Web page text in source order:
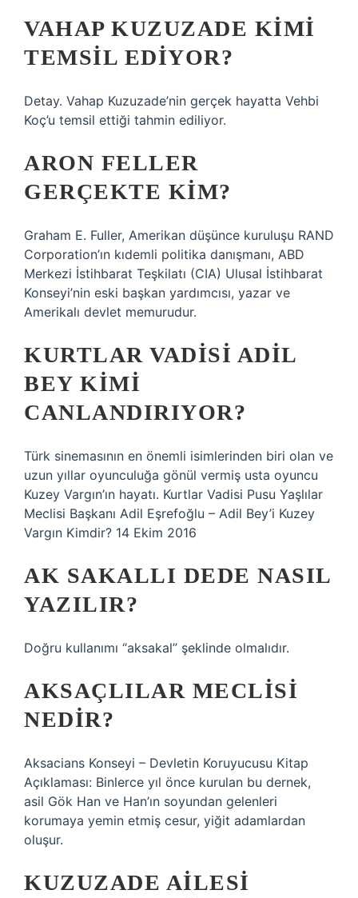
VAHAP KUZUZADE KIMI
TEMSIL EDIYOR?
Detay. Vahap Kuzuzade’nin gerçek hayatta Vehbi
Koç’u temsil ettiği tahmin ediliyor.
ARON FELLER
GERÇEKTE KIM?
Graham E. Fuller, Amerikan düşünce kuruluşu RAND
Corporation’ın kıdemli politika danışmanı, ABD
Merkezi İstihbarat Teşkilatı (CIA) Ulusal İstihbarat
Konseyi’nin eski başkan yardımcısı, yazar ve
Amerikalı devlet memurudur.
KURTLAR VADISI ADIL
BEY KIMI
CANLANDIRIYOR?
Türk sinemasının en önemli isimlerinden biri olan ve
uzun yıllar oyunculuğa gönül vermiş usta oyuncu
Kuzey Vargın’ın hayatı. Kurtlar Vadisi Pusu Yaşlılar
Meclisi Başkanı Adil Eşrefoğlu – Adil Bey’i Kuzey
Vargın Kimdir? 14 Ekim 2016
AK SAKALLI DEDE NASIL
YAZILIR?
Doğru kullanımı “aksakal” şeklinde olmalıdır.
AKSAÇLILAR MECLISI
NEDIR?
Aksacians Konseyi – Devletin Koruyucusu Kitap
Açıklaması: Binlerce yıl önce kurulan bu dernek,
asil Gök Han ve Han’ın soyundan gelenleri
korumaya yemin etmiş cesur, yiğit adamlardan
oluşur.
KUZUZADE AILESI